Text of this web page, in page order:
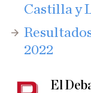
Castilla y
2022
El